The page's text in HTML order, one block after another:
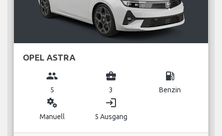
OPEL ASTRA
group
5
business_center
3
local_gas_station
Benzin
miscellaneous_services
Manuell
login
5 Ausgang